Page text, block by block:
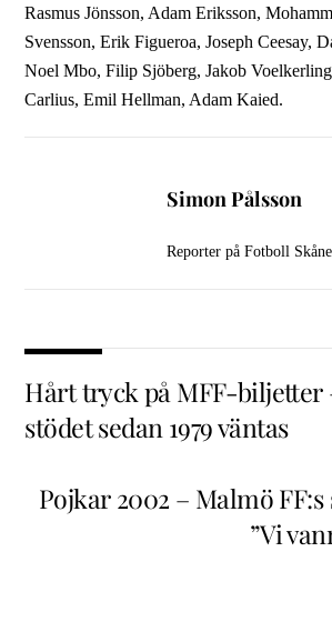
Rasmus Jönsson, Adam Eriksson,
Svensson, Erik Figueroa, Joseph Ceesay,
Noel Mbo, Filip Sjöberg, Jakob
Carlius, Emil Hellman, Adam Kaied.
Simon Pålsson
Reporter på Fotboll Skåne
Hårt tryck på MFF-biljetter
stödet sedan 1979 väntas
Pojkar 2002 – Malmö
”Vi